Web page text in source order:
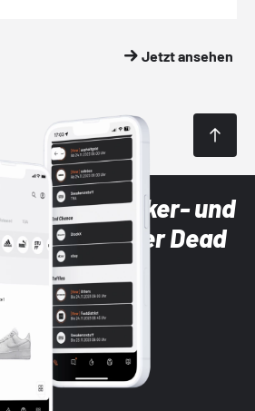
Jetzt ansehen
Sneaker- und
mit der Dead